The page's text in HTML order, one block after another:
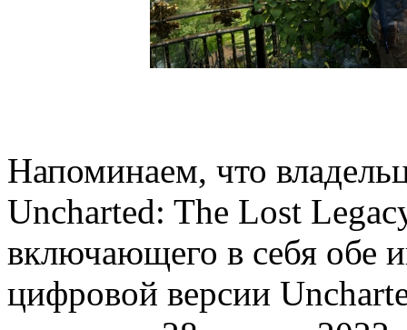
Напоминаем, что
Uncharted: The Lost
включающего в себя обе
цифровой версии